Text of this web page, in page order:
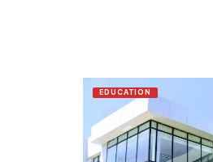
EDUCATION